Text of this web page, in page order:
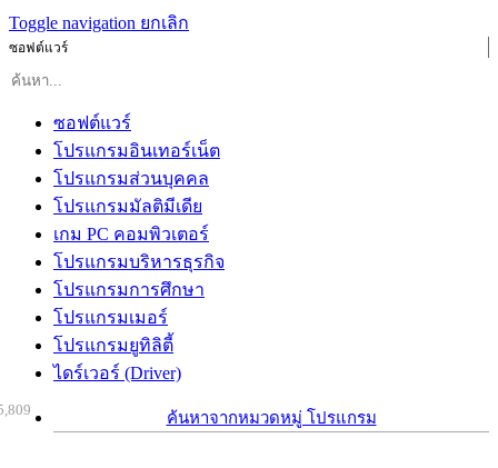
Toggle navigation ยกเลิก
ซอฟต์แวร์
ซอฟต์แวร์
โปรแกรมอินเทอร์เน็ต
โปรแกรมส่วนบุคคล
โปรแกรมมัลติมีเดีย
เกม PC คอมพิวเตอร์
โปรแกรมบริหารธุรกิจ
โปรแกรมการศึกษา
โปรแกรมเมอร์
โปรแกรมยูทิลิตี้
ไดร์เวอร์ (Driver)
ค้นหาจากหมวดหมู่ โปรแกรม